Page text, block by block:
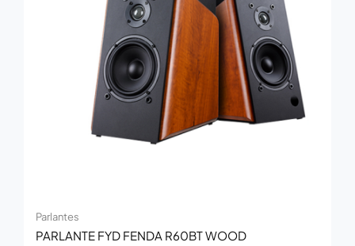
Parlantes
PARLANTE FYD FENDA R60BT WOOD